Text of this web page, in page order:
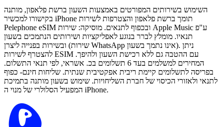
השימוש בשירותים המפורטים באמצעות השעון ברשת פלאפון, מותנה
בקישורו למכשיר iPhone תומך ברשת פלאפון והצטרפות לשירות
Pelephone eSIM ובכפוף לתנאים. מוסיקה: שירות Apple Music ע"פ
תנאיו. מומלץ לברר בנוגע לאפליקציות ושירותים הנתמכים בשעון
ובשירות בפנייה ליצרן (שירות WhatsApp אינו נתמך בשעון). ניתן
להצטרף לשירות ESIM עם ההטבה גם ללא רכישת השעון ולהיפך.
המחירים למשלמים בעד 6 תשלומים בכ. אשראי, לפי תנאי התשלום.
בפריסה לתשלומים קיימת ריבית אפקטיבית שנתית. שליחות חינם- כפוף
לתנאי ולאזורי הכיסוי של חברת השליחויות. שימוש בשעון מותנה בתמיכת
המפעיל הסלולרי של מנוי ה iPhone.